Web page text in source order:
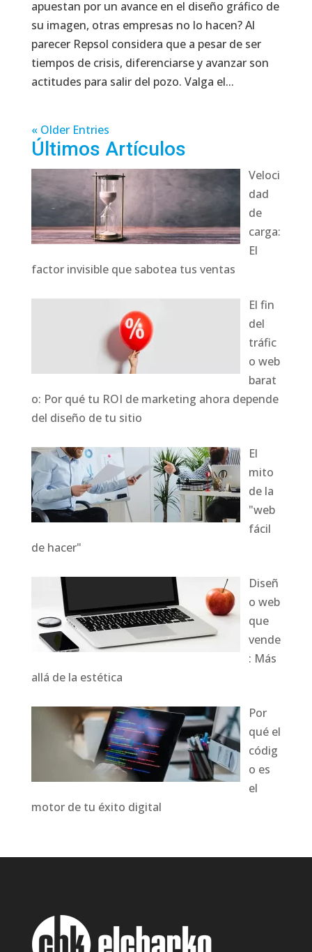
apuestan por un avance en el diseño gráfico de
su imagen, otras empresas no lo hacen? Al
parecer Repsol considera que a pesar de ser
tiempos de crisis, diferenciarse y avanzar son
actitudes para salir del pozo. Valga el...
« Older Entries
Últimos Artículos
Veloci
dad
de
carga:
El
factor invisible que sabotea tus ventas
El fin
del
tráfic
o web
barat
o: Por qué tu ROI de marketing ahora depende
del diseño de tu sitio
El
mito
de la
"web
fácil
de hacer"
Diseñ
o web
que
vende
: Más
allá de la estética
Por
qué el
códig
o es
el
motor de tu éxito digital